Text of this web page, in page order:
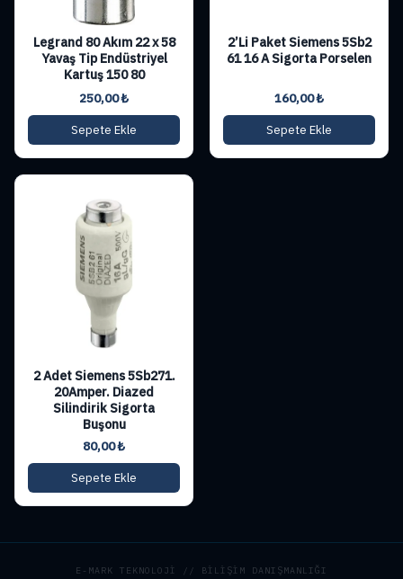
Legrand 80 Akım 22 x 58
Yavaş Tip Endüstriyel
Kartuş 150 80
250,00₺
Sepete Ekle
2’Li Paket Siemens 5Sb2
61 16 A Sigorta Porselen
160,00₺
Sepete Ekle
2 Adet Siemens 5Sb271.
20Amper. Diazed
Silindirik Sigorta
Buşonu
80,00₺
Sepete Ekle
E-MARK TEKNOLOJİ // BİLİŞİM DANIŞMANLIĞI